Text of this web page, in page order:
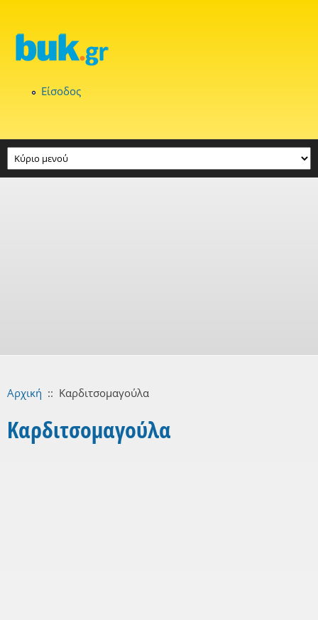
Είσοδος
Αρχική :: Καρδιτσομαγούλα
Καρδιτσομαγούλα